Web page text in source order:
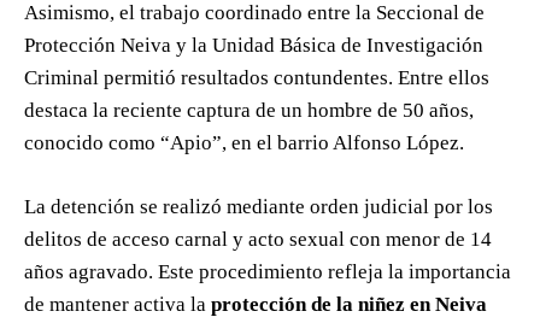
Asimismo, el trabajo coordinado entre la Seccional de
Protección Neiva y la Unidad Básica de Investigación
Criminal permitió resultados contundentes. Entre ellos
destaca la reciente captura de un hombre de 50 años,
conocido como “Apio”, en el barrio Alfonso López.
La detención se realizó mediante orden judicial por los
delitos de acceso carnal y acto sexual con menor de 14
años agravado. Este procedimiento refleja la importancia
de mantener activa la protección de la niñez en Neiva